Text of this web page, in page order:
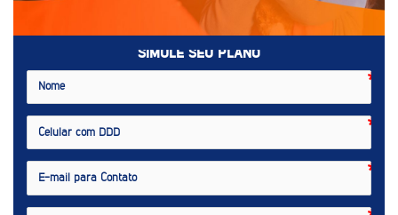
SIMULE SEU PLANO